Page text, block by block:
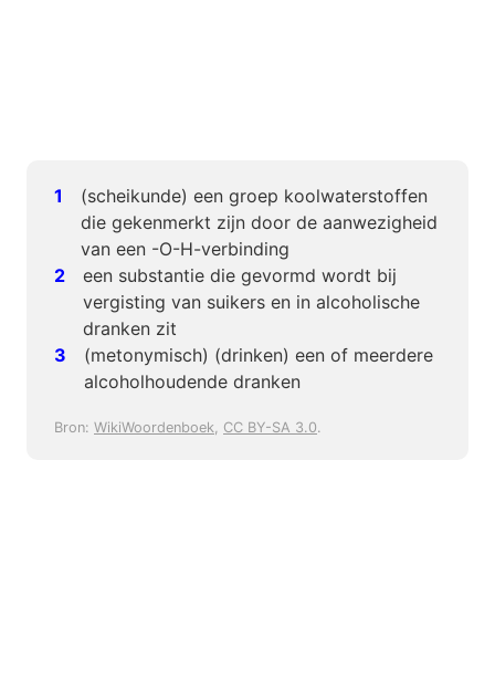
(scheikunde) een groep koolwaterstoffen
die gekenmerkt zijn door de aanwezigheid
van een -O-H-verbinding
een substantie die gevormd wordt bij
vergisting van suikers en in alcoholische
dranken zit
(metonymisch) (drinken) een of meerdere
alcoholhoudende dranken
Bron: WikiWoordenboek, CC BY-SA 3.0.